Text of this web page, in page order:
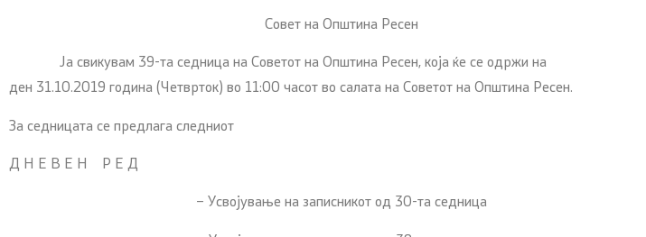
Совет на Општина Ресен
Ја свикувам 39-та седница на Советот на Општина Ресен, која ќе се одржи на
ден 31.10.2019 година (Четврток) во 11:00 часот во салата на Советот на Општина Ресен.
За седницата се предлага следниот
Д Н Е В Е Н Р Е Д
– Усвојување на записникот од 30-та седница